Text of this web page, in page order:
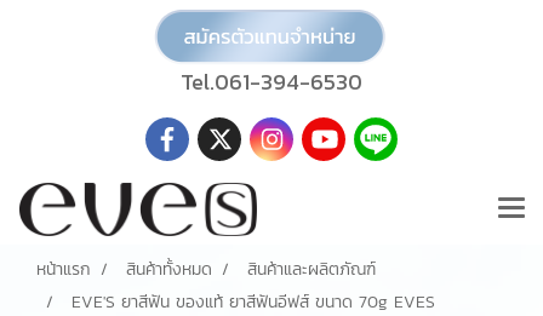
Tel.061-394-6530
หน้าแรก สินค้าทั้งหมด
สินค้าและผลิตภัณฑ์
EVE'S ยาสีฟัน ของแท้ ยาสีฟันอีฟส์ ขนาด 70g EVES